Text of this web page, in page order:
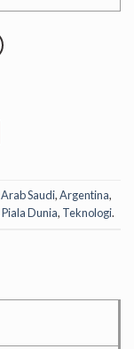
Arab Saudi,Argentina,
Piala Dunia, Teknologi.